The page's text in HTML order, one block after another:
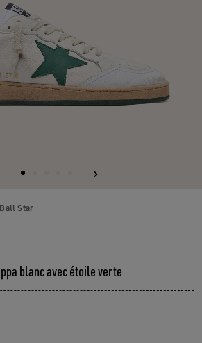
Ball Star
blanc avec étoile verte